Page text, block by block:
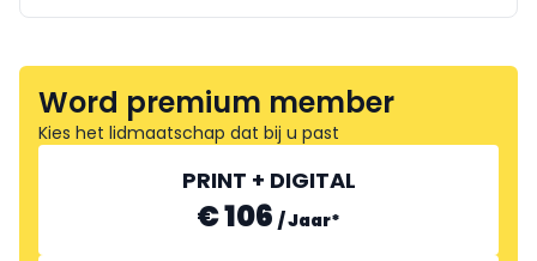
Word premium member
Kies het lidmaatschap dat bij u past
PRINT + DIGITAL
€ 106 /Jaar*